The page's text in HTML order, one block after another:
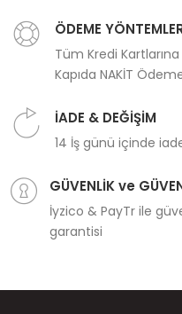
ÖDEME
Tüm Kredi
Kapıda NAKİT
İADE & DEĞİŞİM
14 İş günü içinde
GÜVENLİK ve
İyzico & PayTr ile
garantisi